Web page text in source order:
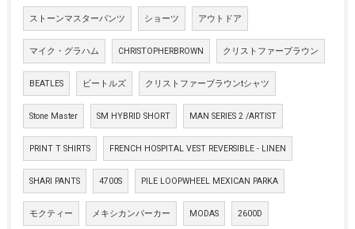
ストーンマスターパンツ ショーツ アウトドア
マイク・グラハム CHRISTOPHERBROWN クリストファーブラウン
BEATLES ビートルズ クリストファーブラウンtシャツ
Stone Master SM HYBRID SHORT MAN SERIES 2 /ARTIST
PRINT T SHIRTS FRENCH HOSPITAL VEST REVERSIBLE - LINEN
SHARI PANTS 4700S PILE LOOPWHEEL MEXICAN PARKA
モクティー メキシカンパーカー MODAS 2600D